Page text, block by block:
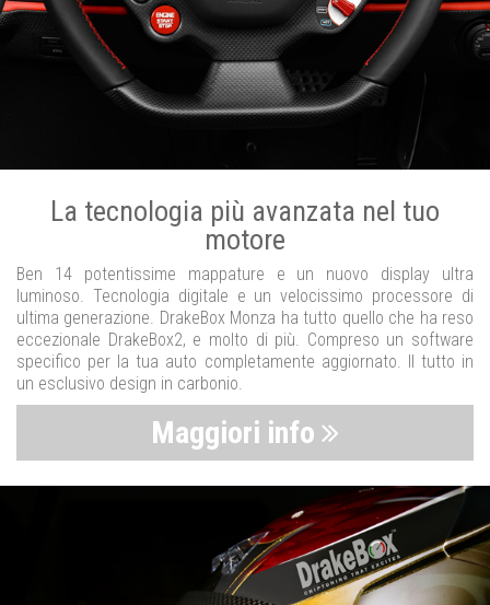
La tecnologia più avanzata nel tuo
motore
Ben 14 potentissime mappature e un nuovo display ultra
luminoso. Tecnologia digitale e un velocissimo processore di
ultima generazione. DrakeBox Monza ha tutto quello che ha reso
eccezionale DrakeBox2, e molto di più. Compreso un software
specifico per la tua auto completamente aggiornato. Il tutto in
un esclusivo design in carbonio.
Maggiori info